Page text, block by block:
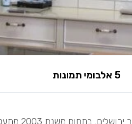
5 אלבומי תמונות
גידי,